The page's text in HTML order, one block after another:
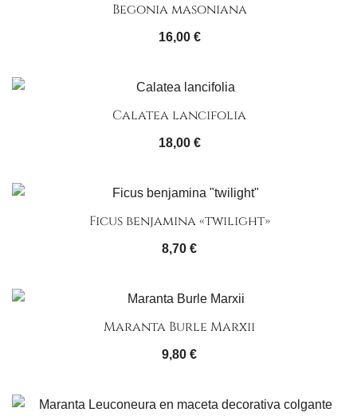
6,00 €
Begonia masoniana
16,00 €
Calatea lancifolia
18,00 €
Ficus benjamina «twilight»
8,70 €
Maranta Burle Marxii
9,80 €